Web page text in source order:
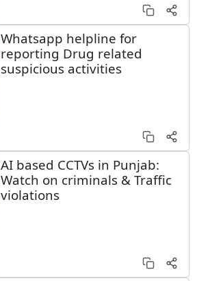
Whatsapp helpline for
reporting Drug related
suspicious activities
AI based CCTVs in Punjab:
Watch on criminals & Traffic
violations